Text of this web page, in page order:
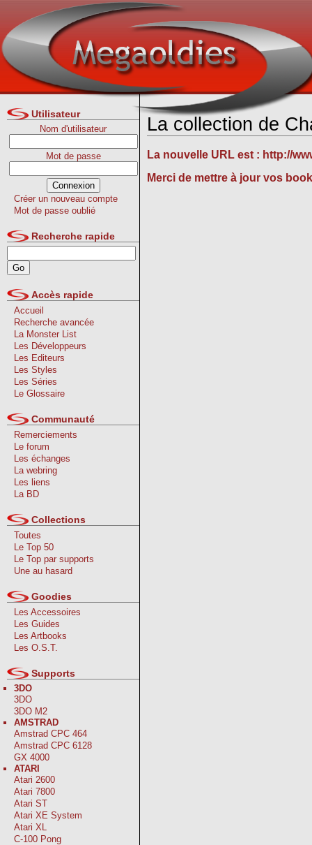
Utilisateur
Nom d'utilisateur
Mot de passe
Créer un nouveau compte
Mot de passe oublié
Recherche rapide
Accès rapide
Accueil
Recherche avancée
La Monster List
Les Développeurs
Les Editeurs
Les Styles
Les Séries
Le Glossaire
Communauté
Remerciements
Le forum
Les échanges
La webring
Les liens
La BD
Collections
Toutes
Le Top 50
Le Top par supports
Une au hasard
Goodies
Les Accessoires
Les Guides
Les Artbooks
Les O.S.T.
Supports
3DO
3DO
3DO M2
AMSTRAD
Amstrad CPC 464
Amstrad CPC 6128
GX 4000
ATARI
Atari 2600
Atari 7800
Atari ST
Atari XE System
Atari XL
C-100 Pong
La collection de
La nouvelle URL est : http://
Merci de mettre à jour vos